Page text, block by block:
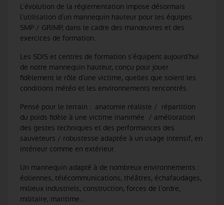
L’évolution de la réglementation impose désormais
l’utilisation d’un mannequin hauteur pour les équipes
SMP / GRIMP, dans le cadre des manœuvres et des
exercices de formation.
Les SDIS et centres de formation s’équipent aujourd’hui
de notre mannequin hauteur, conçu pour jouer
fidèlement le rôle d’une victime, quelles que soient les
conditions météo et les environnements rencontrés.
Pensé pour le terrain : anatomie réaliste / répartition
du poids fidèle à une victime inanimée / amélioration
des gestes techniques et des performances des
sauveteurs / robustesse adaptée à un usage intensif, en
intérieur comme en extérieur.
Un mannequin adapté à de nombreux environnements :
éoliennes, télécommunications, théâtres, échafaudages,
milieux industriels, construction, forces de l’ordre,
militaire, maritime…